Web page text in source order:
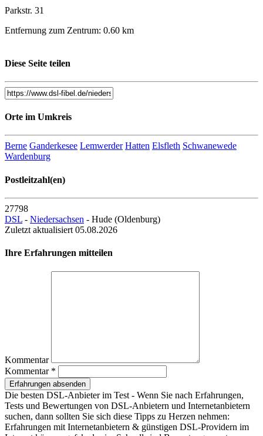
Parkstr. 31
Entfernung zum Zentrum: 0.60 km
Diese Seite teilen
Orte im Umkreis
Berne Ganderkesee Lemwerder Hatten Elsfleth Schwanewede
Wardenburg
Postleitzahl(en)
27798
DSL - Niedersachsen - Hude (Oldenburg)
Zuletzt aktualisiert 05.08.2026
Ihre Erfahrungen mitteilen
Kommentar
Kommentar *
Erfahrungen absenden
Die besten DSL-Anbieter im Test - Wenn Sie nach Erfahrungen,
Tests und Bewertungen von DSL-Anbietern und Internetanbietern
suchen, dann sollten Sie sich diese Tipps zu Herzen nehmen:
Erfahrungen mit Internetanbietern & günstigen DSL-Providern im